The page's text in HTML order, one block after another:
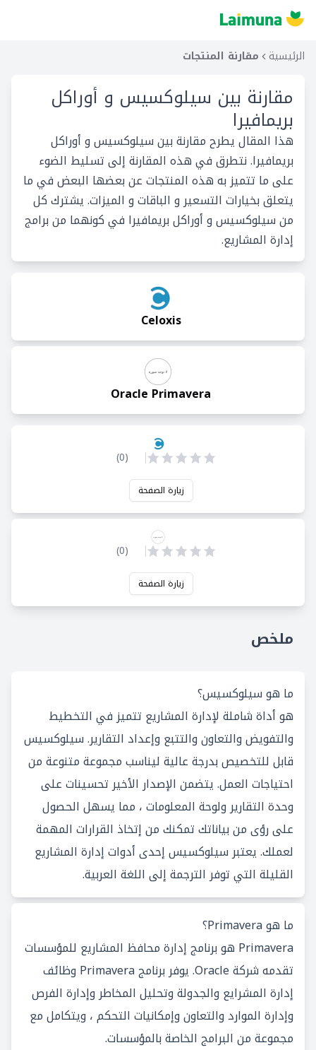
الرئيسية مقارنة المنتجات
مقارنة بين سيلوكسيس و أوراكل
بريمافيرا
هذا المقال يطرح مقارنة بين سيلوكسيس و أوراكل
بريمافيرا. نتطرق في هذه المقارنة إلى تسليط الضوء
على ما تتميز به هذه المنتجات عن بعضها البعض في ما
يتعلق بخيارات التسعير و الباقات و الميزات. يشترك كل
من سيلوكسيس و أوراكل بريمافيرا في كونهما من برامج
إدارة المشاريع.
Celoxis
Oracle Primavera
(
0
)
زيارة الصفحة
(
0
)
زيارة الصفحة
ملخص
ما هو سيلوكسيس؟
هو أداة شاملة لإدارة المشاريع تتميز في التخطيط
والتفويض والتعاون والتتبع وإعداد التقارير. سيلوكسيس
قابل للتخصيص بدرجة عالية ليناسب مجموعة متنوعة من
احتياجات العمل. يتضمن الإصدار الأخير تحسينات على
وحدة التقارير ولوحة المعلومات ، مما يسهل الحصول
على رؤى من بياناتك تمكنك من إتخاذ القرارات المهمة
لعملك. يعتبر سيلوكسيس إحدى أدوات إدارة المشاريع
القليلة التي توفر الترجمة إلى اللغة العربية.
ما هو Primavera؟
Primavera هو برنامج إدارة محافظ المشاريع للمؤسسات
تقدمه شركة Oracle. يوفر برنامج Primavera وظائف
إدارة المشرايع والجدولة وتحليل المخاطر وإدارة الفرص
وإدارة الموارد والتعاون وإمكانيات التحكم ، ويتكامل مع
مجموعة من البرامج الخاصة بالمؤسسات.